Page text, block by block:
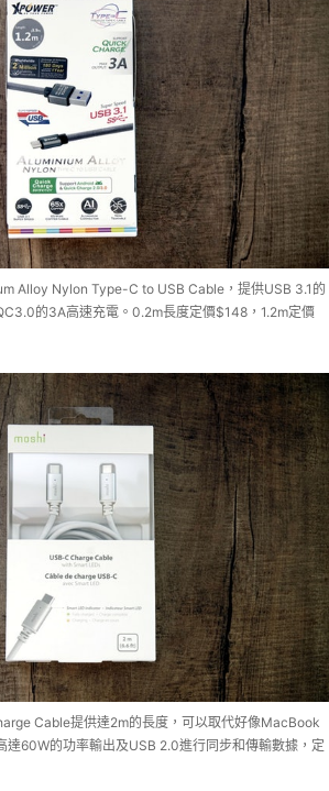
Alloy Nylon Type-C to USB Cable，提供USB 3.1的
的3A高速充電。0.2m長度定價$148，1.2m定價
Cable提供達2m的長度，可以取代好像MacBook
達60W的功率輸出及USB 2.0進行同步和傳輸數據，定